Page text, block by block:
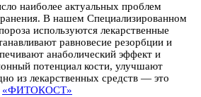
наиболее актуальных проблем
В нашем Специализированном
используются лекарственные
равновесие резорбции и
анаболический эффект и
потенциал кости, улучшают
из лекарственных средств — это
«ФИТОКОСТ»